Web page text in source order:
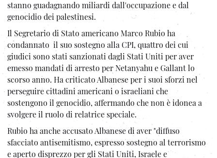
stanno guadagnando miliardi dall'occupazione e dal
genocidio dei palestinesi.
Il Segretario di Stato americano Marco Rubio ha
condannato il suo sostegno alla CPI, quattro dei cui
giudici sono stati sanzionati dagli Stati Uniti per aver
emesso mandati di arresto per Netanyahu e Gallant lo
scorso anno. Ha criticato Albanese per i suoi sforzi nel
perseguire cittadini americani o israeliani che
sostengono il genocidio, affermando che non è idonea a
svolgere il ruolo di relatrice speciale.
Rubio ha anche accusato Albanese di aver "diffuso
sfacciato antisemitismo, espresso sostegno al terrorismo
e aperto disprezzo per gli Stati Uniti, Israele e